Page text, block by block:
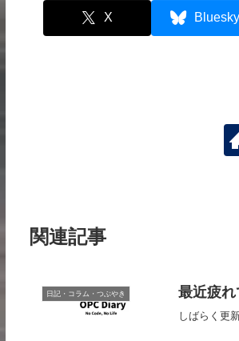
X Bluesky
関連記事
日記・コラム・つぶやき 最近疲れ
しばらく更